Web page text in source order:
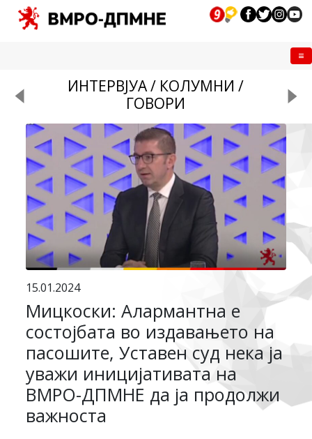
ИНТЕРВЈУА / КОЛУМНИ /
ГОВОРИ
15.01.2024
Мицкоски: Алармантна е
состојбата во издавањето на
пасошите, Уставен суд нека ја
уважи иницијативата на
ВМРО-ДПМНЕ да ја продолжи
важноста